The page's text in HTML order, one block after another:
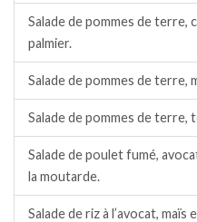
Salade de pommes de
palmier.
Salade de pommes de terre,
Salade de pommes de terre,
Salade de poulet fumé,
la moutarde.
Salade de riz à l’avocat, maïs